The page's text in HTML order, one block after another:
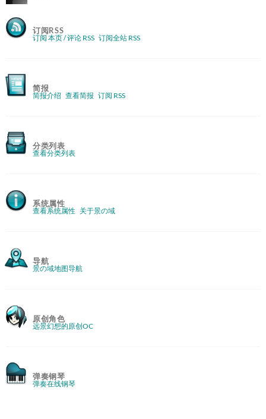
订阅RSS
订阅 本页 / 评论 RSS 订阅全站 RSS
简报
简报介绍 查看简报 订阅 RSS
分类列表
查看分类列表
系统属性
查看系统属性 关于景の域
导航
景の域地图导航
原创角色
远景幻想的原创OC
弹奏钢琴
弹奏在线钢琴